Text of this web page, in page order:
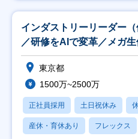
インダストリーリーダー
／研修をAIで変革／メガ
案】
東京都
1500万~2500万
正社員採用 土日祝休み
産休・育休あり フレックス